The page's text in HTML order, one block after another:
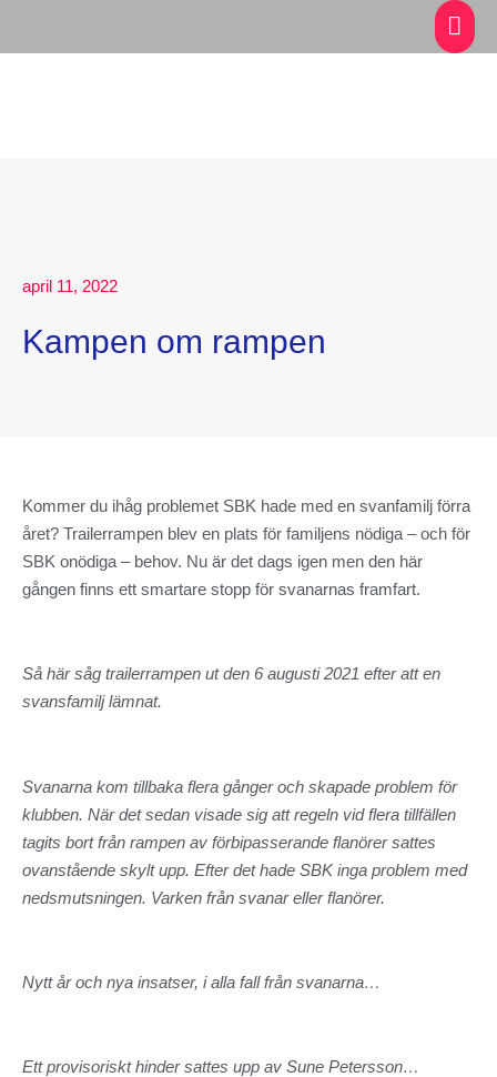
april 11, 2022
Kampen om rampen
Kommer du ihåg problemet SBK hade med en svanfamilj förra
året? Trailerrampen blev en plats för familjens nödiga – och för
SBK onödiga – behov. Nu är det dags igen men den här
gången finns ett smartare stopp för svanarnas framfart.
Så här såg trailerrampen ut den 6 augusti 2021 efter att en
svansfamilj lämnat.
Svanarna kom tillbaka flera gånger och skapade problem för
klubben. När det sedan visade sig att regeln vid flera tillfällen
tagits bort från rampen av förbipasserande flanörer sattes
ovanstående skylt upp. Efter det hade SBK inga problem med
nedsmutsningen. Varken från svanar eller flanörer.
Nytt år och nya insatser, i alla fall från svanarna…
Ett provisoriskt hinder sattes upp av Sune Petersson…